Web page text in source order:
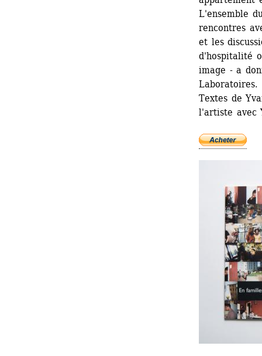
L'ensemble
rencontres
et les
d'hospitalité
image - a
Laboratoires.
Textes de
l'artiste avec